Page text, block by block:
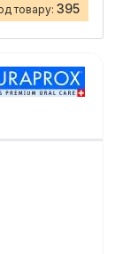
товару: 395